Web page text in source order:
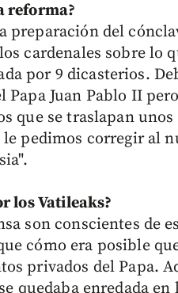
reforma?
preparación del
cardenales sobre lo
por 9 dicasterios.
Papa Juan Pablo II
que se traslapan
pedimos corregir al
los Vatileaks?
son conscientes de
cómo era posible
privados del Papa.
quedaba enredada